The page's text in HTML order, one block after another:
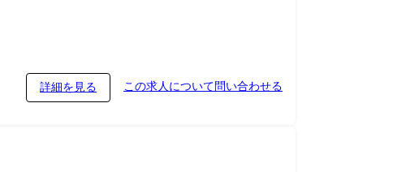
詳細を見る この求人について問い合わせる